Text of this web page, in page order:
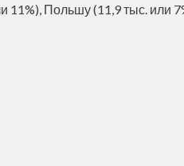
Польшу (11,9 тыс. или